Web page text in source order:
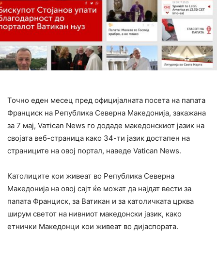
Точно еден месец пред официјалната посета на папата
Франциск на Република Северна Македонија, закажана
за 7 мај, Vaтican News го додаде македонскиот јазик на
својата веб-страница како 34-ти јазик достапен на
страниците на овој портал, наведе Vatican News.
Католиците кои живеат во Република Северна
Македонија на овој сајт ќе можат да најдат вести за
папата Франциск, за Ватикан и за католичката црквa
ширум светот на нивниот македонски јазик, како
етнички Македонци кои живеат во дијаспората.